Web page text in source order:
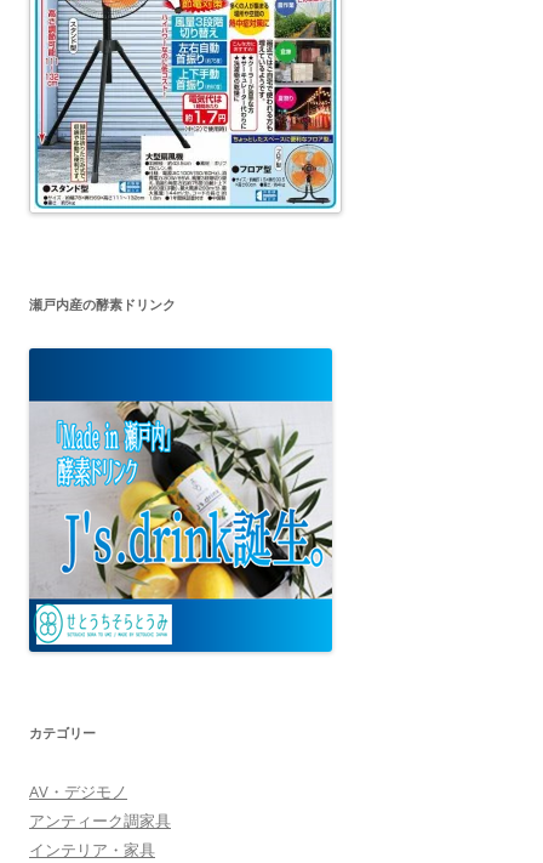
瀬戸内産の酵素ドリンク
カテゴリー
AV・デジモノ
アンティーク調家具
インテリア・家具